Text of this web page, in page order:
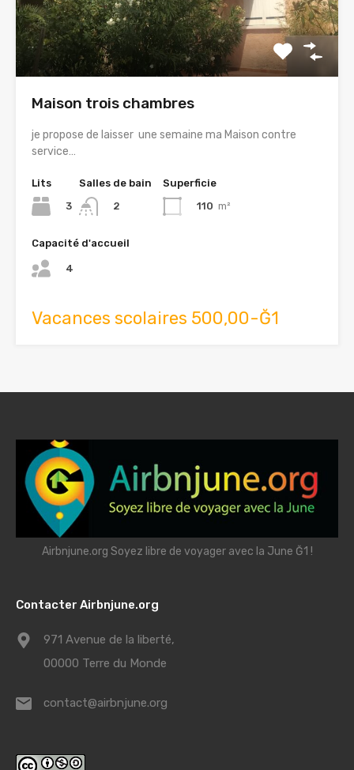
Maison trois chambres
je propose de laisser une semaine ma Maison contre
service…
Lits
3
Salles de bain
2
Superficie
110 m²
Capacité d'accueil
4
Vacances scolaires 500,00-Ğ1
Airbnjune.org Soyez libre de voyager avec la June Ğ1 !
Contacter Airbnjune.org
971 Avenue de la liberté,
00000 Terre du Monde
contact@airbnjune.org